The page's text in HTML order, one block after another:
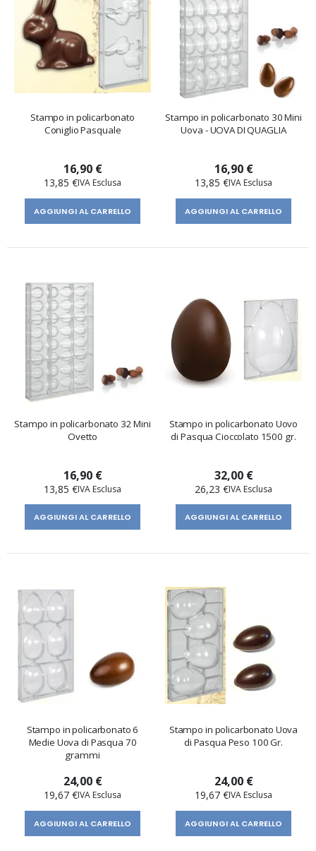
Stampo in policarbonato
Coniglio Pasquale
16,90 €
13,85 €
AGGIUNGI AL CARRELLO
Stampo in policarbonato 30 Mini
Uova - UOVA DI QUAGLIA
16,90 €
13,85 €
AGGIUNGI AL CARRELLO
Stampo in policarbonato 32 Mini
Ovetto
16,90 €
13,85 €
AGGIUNGI AL CARRELLO
Stampo in policarbonato Uovo
di Pasqua Cioccolato 1500 gr.
32,00 €
26,23 €
AGGIUNGI AL CARRELLO
Stampo in policarbonato 6
Medie Uova di Pasqua 70
grammi
24,00 €
19,67 €
AGGIUNGI AL CARRELLO
Stampo in policarbonato Uova
di Pasqua Peso 100 Gr.
24,00 €
19,67 €
AGGIUNGI AL CARRELLO